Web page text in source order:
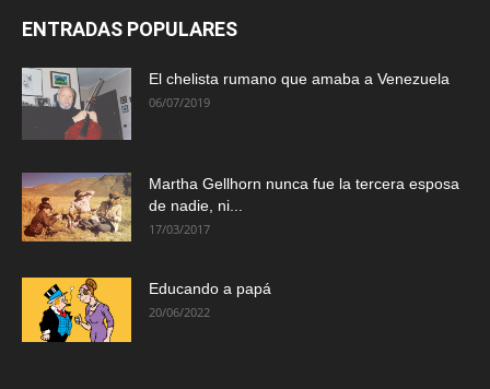
ENTRADAS POPULARES
El chelista rumano que amaba a Venezuela
06/07/2019
Martha Gellhorn nunca fue la tercera esposa
de nadie, ni...
17/03/2017
Educando a papá
20/06/2022